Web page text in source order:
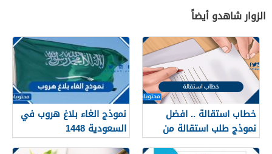
الزوار شاهدو أيضاً
خطاب استقالة .. افضل
نموذج طلب استقالة من
العمل
نموذج الغاء بلاغ هروب في
السعودية 1448